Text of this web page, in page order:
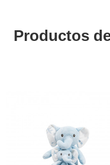
Productos